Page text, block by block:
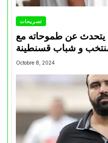
تصريحات
يتحدث عن طموحاته مع
و شباب قسنطينة
Octobre 8, 2024